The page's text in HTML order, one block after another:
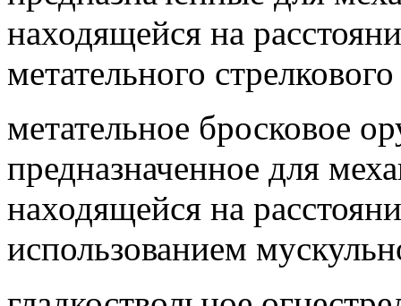
находящейся на
метательного
метательное бросковое
предназначенное для
находящейся на
использованием